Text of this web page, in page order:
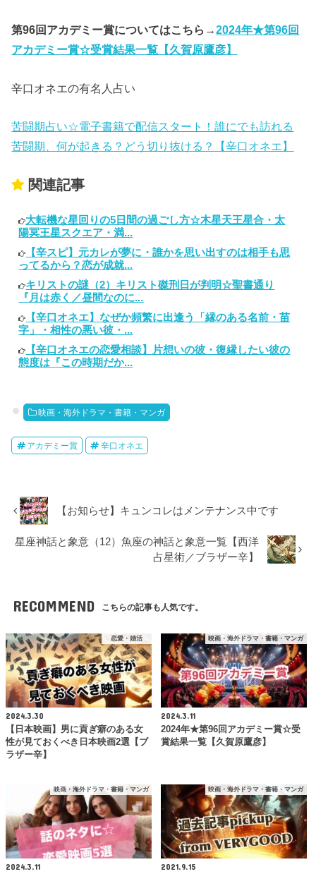
第96回アカデミー賞についてはこちら→2024年★第96回
アカデミー賞☆受賞結果一覧【久賀原鷹彦】
辛口オネエの有名人占い
苦闘期占い☆電子書籍で配信スタート！誰にでも訪れる
苦闘期、何が起きる？どう切り抜ける？【辛口オネエ】
関連記事
大転機な星回りの5日間の過ごし方☆木星天王星合・太
陽冥王星スクエア・満...
【辛スピ】元カレが夢に・誰かを思い出すのは相手も思
ってるから？恋が成就...
キリストの謎（2）キリスト磔刑日が判明☆聖書通り
『月は赤く／昼間なのに...
【辛口オネエ】なぜか頻繁に出逢う「縁のある名前・苗
字」・相性の悪い彼・...
【辛口オネエの恋愛相談】片想いの彼・復縁したい彼の
態度は『この時期だか...
映画・海外ドラマ・書籍・マンガ
アカデミー賞 辛口オネエ
【お知らせ】キュンコレはメンテナンス中です
星座神話と象意（12）魚座の神話と象意一覧【西洋
占星術／ブラザー辛】
RECOMMEND こちらの記事も人気です。
恋愛・婚活
2024.3.30
【日本映画】男に貢ぎ癖のある女
性が見ておくべき日本映画2選【ブ
ラザー辛】
映画・海外ドラマ・書籍・マンガ
2024.3.11
2024年★第96回アカデミー賞☆受
賞結果一覧【久賀原鷹彦】
映画・海外ドラマ・書籍・マンガ
2024.3.11
映画・海外ドラマ・書籍・マンガ
2021.9.15